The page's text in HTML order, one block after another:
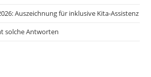
Auszeichnung für inklusive Kita-Assistenz
solche Antworten